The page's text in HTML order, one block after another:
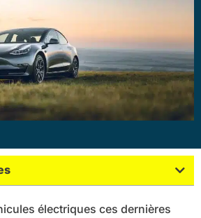
électriques ces dernières